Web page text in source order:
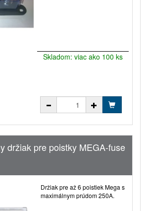
Skladom: viac ako 100 ks
držiak pre poistky MEGA-fuse
Držiak pre až 6 poistiek Mega s
maximálnym prúdom 250A.